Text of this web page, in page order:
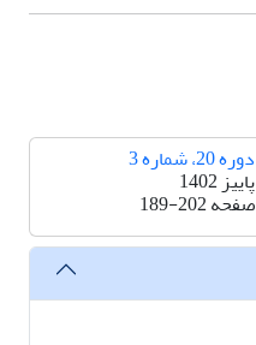
دوره 20، شماره 3
پاییز 1402
صفحه189-202